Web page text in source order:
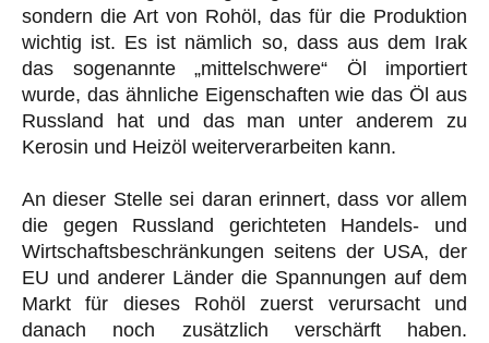
sondern die Art von Rohöl, das für die Produktion
wichtig ist. Es ist nämlich so, dass aus dem Irak
das sogenannte „mittelschwere“ Öl importiert
wurde, das ähnliche Eigenschaften wie das Öl aus
Russland hat und das man unter anderem zu
Kerosin und Heizöl weiterverarbeiten kann.
An dieser Stelle sei daran erinnert, dass vor allem
die gegen Russland gerichteten Handels- und
Wirtschaftsbeschränkungen seitens der USA, der
EU und anderer Länder die Spannungen auf dem
Markt für dieses Rohöl zuerst verursacht und
danach noch zusätzlich verschärft haben.